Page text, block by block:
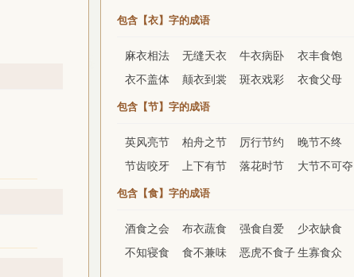
包含【衣】字的成语
麻衣相法 无缝天衣 牛衣病卧
衣丰食饱
衣不盖体
颠衣到裳 斑衣戏彩 衣食父母
包含【节】字的成语
英风亮节 柏舟之节 厉行节约
晚节不终
节齿咬牙
上下有节 落花时节 大节不可夺
包含【食】字的成语
酒食之会 布衣蔬食 强食自爱
少衣缺食
不知寝食
食不兼味 恶虎不食子生寡食众